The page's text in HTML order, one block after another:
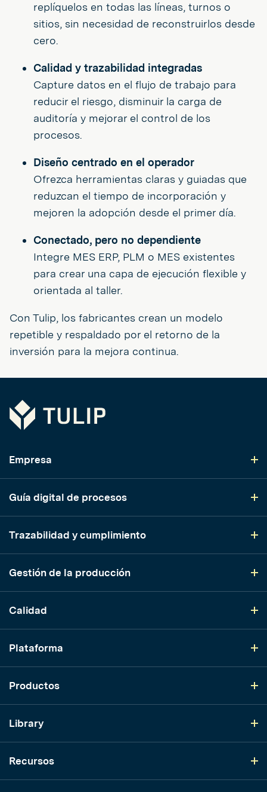
replíquelos en todas las líneas, turnos o
sitios, sin necesidad de reconstruirlos desde
cero.
Calidad y trazabilidad integradas
Capture datos en el flujo de trabajo para
reducir el riesgo, disminuir la carga de
auditoría y mejorar el control de los
procesos.
Diseño centrado en el operador
Ofrezca herramientas claras y guiadas que
reduzcan el tiempo de incorporación y
mejoren la adopción desde el primer día.
Conectado, pero no dependiente
Integre MES ERP, PLM o MES existentes
para crear una capa de ejecución flexible y
orientada al taller.
Con Tulip, los fabricantes crean un modelo
repetible y respaldado por el retorno de la
inversión para la mejora continua.
Tulip
Empresa
Guía digital de procesos
Trazabilidad y cumplimiento
Gestión de la producción
Calidad
Plataforma
Productos
Library
Recursos